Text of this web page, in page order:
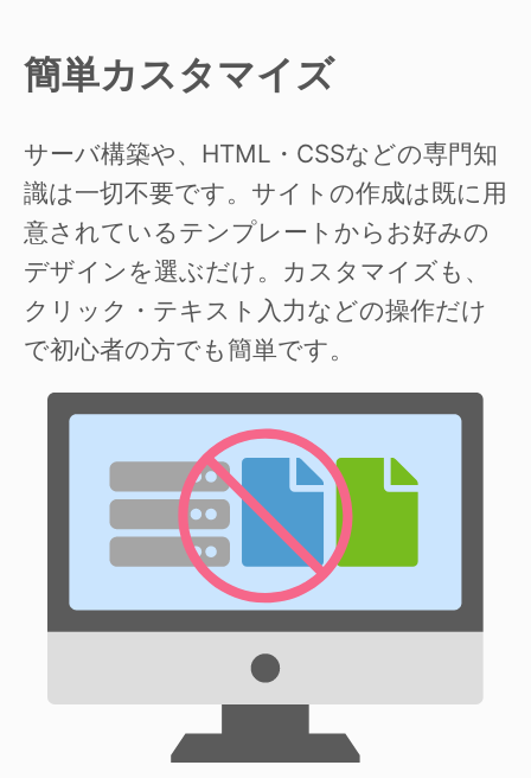
簡単カスタマイズ
サーバ構築や、HTML・CSSなどの専門知
識は一切不要です。サイトの作成は既に用
意されているテンプレートからお好みの
デザインを選ぶだけ。カスタマイズも、
クリック・テキスト入力などの操作だけ
で初心者の方でも簡単です。